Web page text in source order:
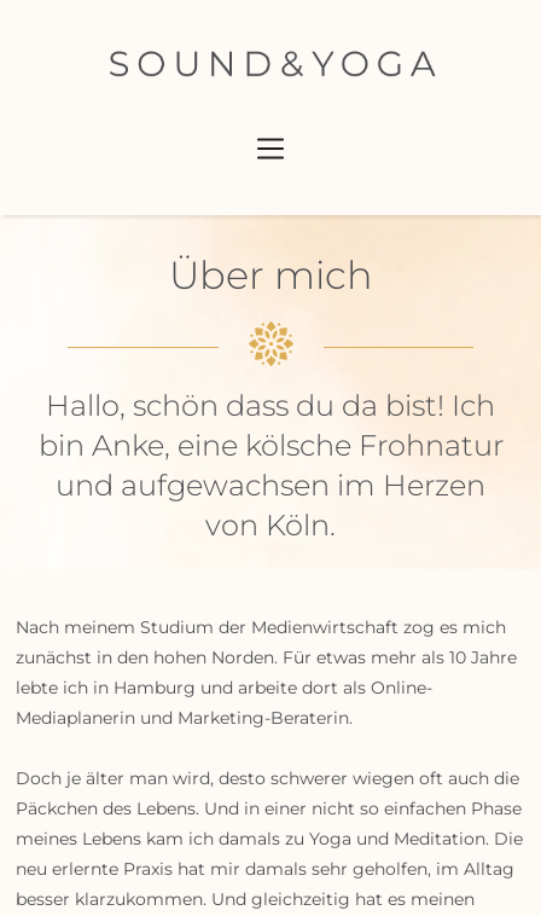
Über mich
Hallo, schön dass du da bist! Ich
bin Anke, eine kölsche Frohnatur
und aufgewachsen im Herzen
von Köln.
Nach meinem Studium der Medienwirtschaft zog es mich
zunächst in den hohen Norden. Für etwas mehr als 10 Jahre
lebte ich in Hamburg und arbeite dort als Online-
Mediaplanerin und Marketing-Beraterin.
Doch je älter man wird, desto schwerer wiegen oft auch die
Päckchen des Lebens. Und in einer nicht so einfachen Phase
meines Lebens kam ich damals zu Yoga und Meditation. Die
neu erlernte Praxis hat mir damals sehr geholfen, im Alltag
besser klarzukommen. Und gleichzeitig hat es meinen